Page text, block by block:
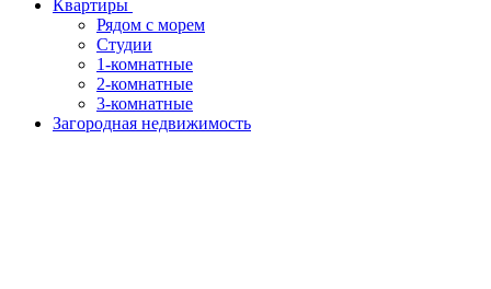
Квартиры
Рядом с морем
Студии
1-комнатные
2-комнатные
3-комнатные
Загородная недвижимость